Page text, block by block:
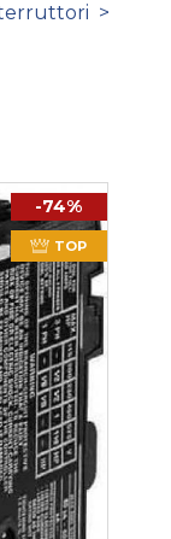
>
-74%
TOP